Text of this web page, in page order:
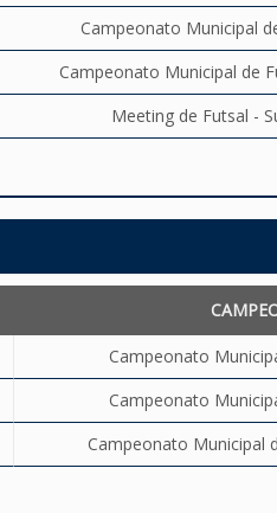
Campeonato Municipal
Campeonato Municipal de
Meeting de Futsal -
Campeonato
Campeonato
Campeonato Municipal